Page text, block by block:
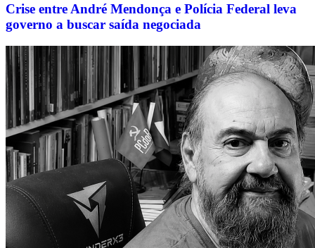
Crise entre André Mendonça e Polícia Federal leva
governo a buscar saída negociada